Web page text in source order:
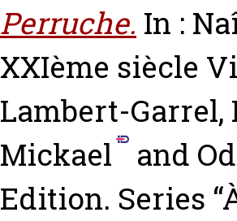
Perruche. In :
XXIème siècle
Lambert-Garrel,
Mickael
and
Edition. Series